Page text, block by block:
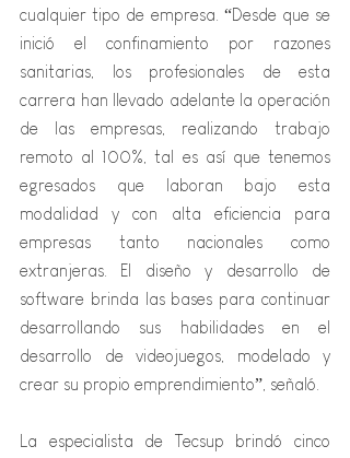
cualquier tipo de empresa. “Desde que se
inició el confinamiento por razones
sanitarias, los profesionales de esta
carrera han llevado adelante la operación
de las empresas, realizando trabajo
remoto al 100%, tal es así que tenemos
egresados que laboran bajo esta
modalidad y con alta eficiencia para
empresas tanto nacionales como
extranjeras. El diseño y desarrollo de
software brinda las bases para continuar
desarrollando sus habilidades en el
desarrollo de videojuegos, modelado y
crear su propio emprendimiento”, señaló.
La especialista de Tecsup brindó cinco